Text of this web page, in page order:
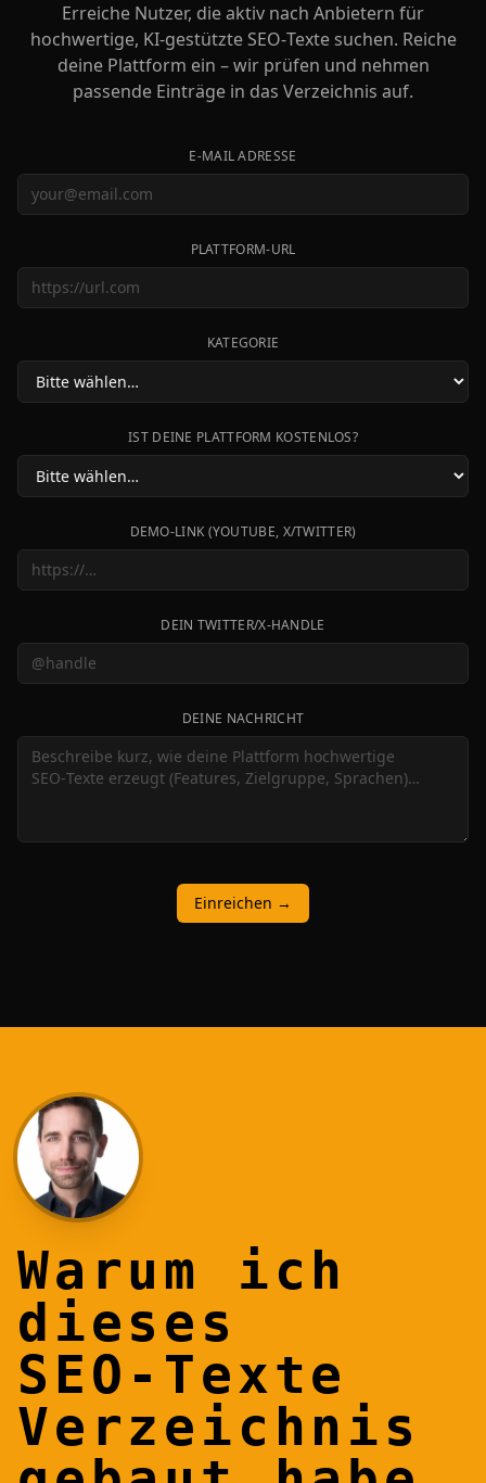
Erreiche Nutzer, die aktiv nach Anbietern für
hochwertige, KI‑gestützte SEO‑Texte suchen. Reiche
deine Plattform ein – wir prüfen und nehmen
passende Einträge in das Verzeichnis auf.
E‑MAIL ADRESSE
PLATTFORM‑URL
KATEGORIE
IST DEINE PLATTFORM KOSTENLOS?
DEMO‑LINK (YOUTUBE, X/TWITTER)
DEIN TWITTER/X‑HANDLE
DEINE NACHRICHT
Einreichen →
Warum ich
dieses
SEO‑Texte
Verzeichnis